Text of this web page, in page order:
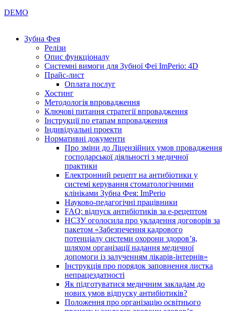
DEMO
Зубна Фея
Релізи
Опис функціоналу
Системні вимоги для Зубної Феї ImPerio: 4D
Прайс-лист
Оплата послуг
Хостинг
Методологія впровадження
Ключові питання стратегії впровадження
Інструкції по етапам впровадження
Індивідуальні проекти
Нормативні документи
Про зміни до Ліцензійних умов провадження
господарської діяльності з медичної
практики
Електронний рецепт на антибіотики у
системі керування стоматологічними
клініками Зубна Фея: ImPerio
Науково-педагогічні працівники
FAQ: відпуск антибіотиків за е-рецептом
НСЗУ оголосила про укладення договорів за
пакетом «Забезпечення кадрового
потенціалу системи охорони здоров’я,
шляхом організації надання медичної
допомоги із залученням лікарів-інтернів»
Інструкція про порядок заповнення листка
непрацездатності
Як підготуватися медичним закладам до
нових умов відпуску антибіотиків?
Положення про організацію освітнього